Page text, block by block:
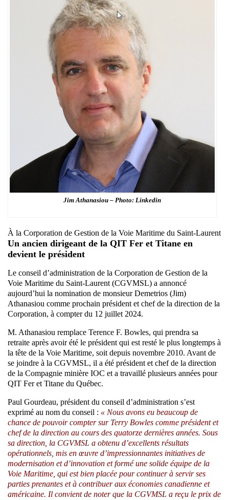
Jim Athanasiou – Photo: Linkedin
À la Corporation de Gestion de la Voie Maritime du Saint-Laurent
Un ancien dirigeant de la QIT Fer et Titane en
devient le président
Le conseil d’administration de la Corporation de Gestion de la
Voie Maritime du Saint-Laurent (CGVMSL) a annoncé
aujourd’hui la nomination de monsieur Demetrios (Jim)
Athanasiou comme prochain président et chef de la direction de la
Corporation, à compter du 12 juillet 2024.
M. Athanasiou remplace Terence F. Bowles, qui prendra sa
retraite après avoir été le président qui est resté le plus longtemps à
la tête de la Voie Maritime, soit depuis novembre 2010. Avant de
se joindre à la CGVMSL, il a été président et chef de la direction
de la Compagnie minière IOC et a travaillé plusieurs années pour
QIT Fer et Titane du Québec.
Paul Gourdeau, président du conseil d’administration s’est
exprimé au nom du conseil : « Nous avons eu beaucoup de
chance de pouvoir compter sur Terry Bowles comme président et
chef de la direction au cours des quatorze dernières années. Sous
sa direction, la CGVMSL a obtenu d’excellents résultats
opérationnels, mis en œuvre d’impressionnantes initiatives de
modernisation et d’innovation et formé une solide équipe de la
Voie Maritime, qui est bien placée pour continuer à servir ses
parties prenantes et à contribuer aux économies canadienne et
américaine. Il convient de noter que la CGVMSL a reçu le prix de